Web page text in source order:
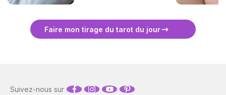
leur signification complète
Faire mon tirage du tarot du jour
Suivez-nous sur